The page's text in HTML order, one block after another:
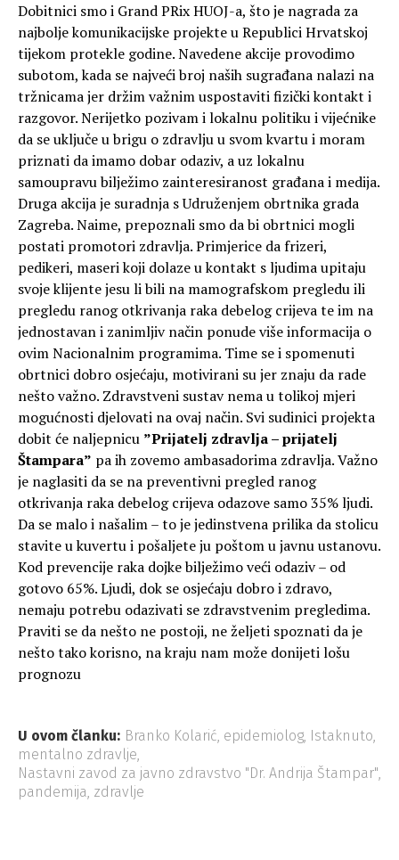
Dobitnici smo i Grand PRix HUOJ-a, što je nagrada za
najbolje komunikacijske projekte u Republici Hrvatskoj
tijekom protekle godine. Navedene akcije provodimo
subotom, kada se najveći broj naših sugrađana nalazi na
tržnicama jer držim važnim uspostaviti fizički kontakt i
razgovor. Nerijetko pozivam i lokalnu politiku i vijećnike
da se uključe u brigu o zdravlju u svom kvartu i moram
priznati da imamo dobar odaziv, a uz lokalnu
samoupravu bilježimo zainteresiranost građana i medija.
Druga akcija je suradnja s Udruženjem obrtnika grada
Zagreba. Naime, prepoznali smo da bi obrtnici mogli
postati promotori zdravlja. Primjerice da frizeri,
pedikeri, maseri koji dolaze u kontakt s ljudima upitaju
svoje klijente jesu li bili na mamografskom pregledu ili
pregledu ranog otkrivanja raka debelog crijeva te im na
jednostavan i zanimljiv način ponude više informacija o
ovim Nacionalnim programima. Time se i spomenuti
obrtnici dobro osjećaju, motivirani su jer znaju da rade
nešto važno. Zdravstveni sustav nema u tolikoj mjeri
mogućnosti djelovati na ovaj način. Svi sudinici projekta
dobit će naljepnicu ”Prijatelj zdravlja – prijatelj
Štampara” pa ih zovemo ambasadorima zdravlja. Važno
je naglasiti da se na preventivni pregled ranog
otkrivanja raka debelog crijeva odazove samo 35% ljudi.
Da se malo i našalim – to je jedinstvena prilika da stolicu
stavite u kuvertu i pošaljete ju poštom u javnu ustanovu.
Kod prevencije raka dojke bilježimo veći odaziv – od
gotovo 65%. Ljudi, dok se osjećaju dobro i zdravo,
nemaju potrebu odazivati se zdravstvenim pregledima.
Praviti se da nešto ne postoji, ne željeti spoznati da je
nešto tako korisno, na kraju nam može donijeti lošu
prognozu
U ovom članku: Branko Kolarić, epidemiolog, Istaknuto,
mentalno zdravlje,
Nastavni zavod za javno zdravstvo "Dr. Andrija Štampar",
pandemija, zdravlje